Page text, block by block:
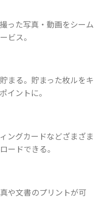
った写真・動画をシーム
ビス。
まる。貯まった枚ルをキ
イントに。
ングカードなどざまざま
ードできる。
や文書のプリントが可